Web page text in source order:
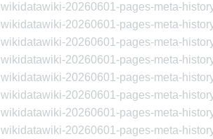
wikidatawiki-20260601-pages-meta-
wikidatawiki-20260601-pages-meta-
wikidatawiki-20260601-pages-meta-
wikidatawiki-20260601-pages-meta-
wikidatawiki-20260601-pages-meta-
wikidatawiki-20260601-pages-meta-
wikidatawiki-20260601-pages-meta-
wikidatawiki-20260601-pages-meta-